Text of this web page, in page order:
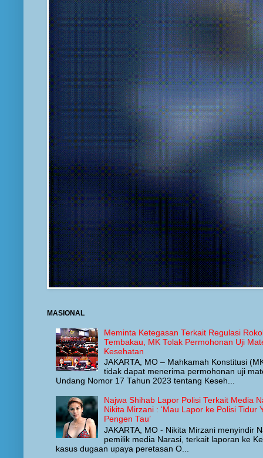
MASIONAL
Meminta Ketegasan Terkait Regulasi
Tembakau, MK Tolak Permohonan Uji
Kesehatan
JAKARTA, MO – Mahkamah Konstitusi
tidak dapat menerima permohonan uji
Undang Nomor 17 Tahun 2023 tentang Keseh...
Najwa Shihab Lapor Polisi Terkait Media
Nikita Mirzani : ‘Mau Lapor ke Polisi Tidur
Pengen Tau’
JAKARTA, MO - Nikita Mirzani menyindir
pemilik media Narasi, terkait laporan ke
kasus dugaan upaya peretasan O...